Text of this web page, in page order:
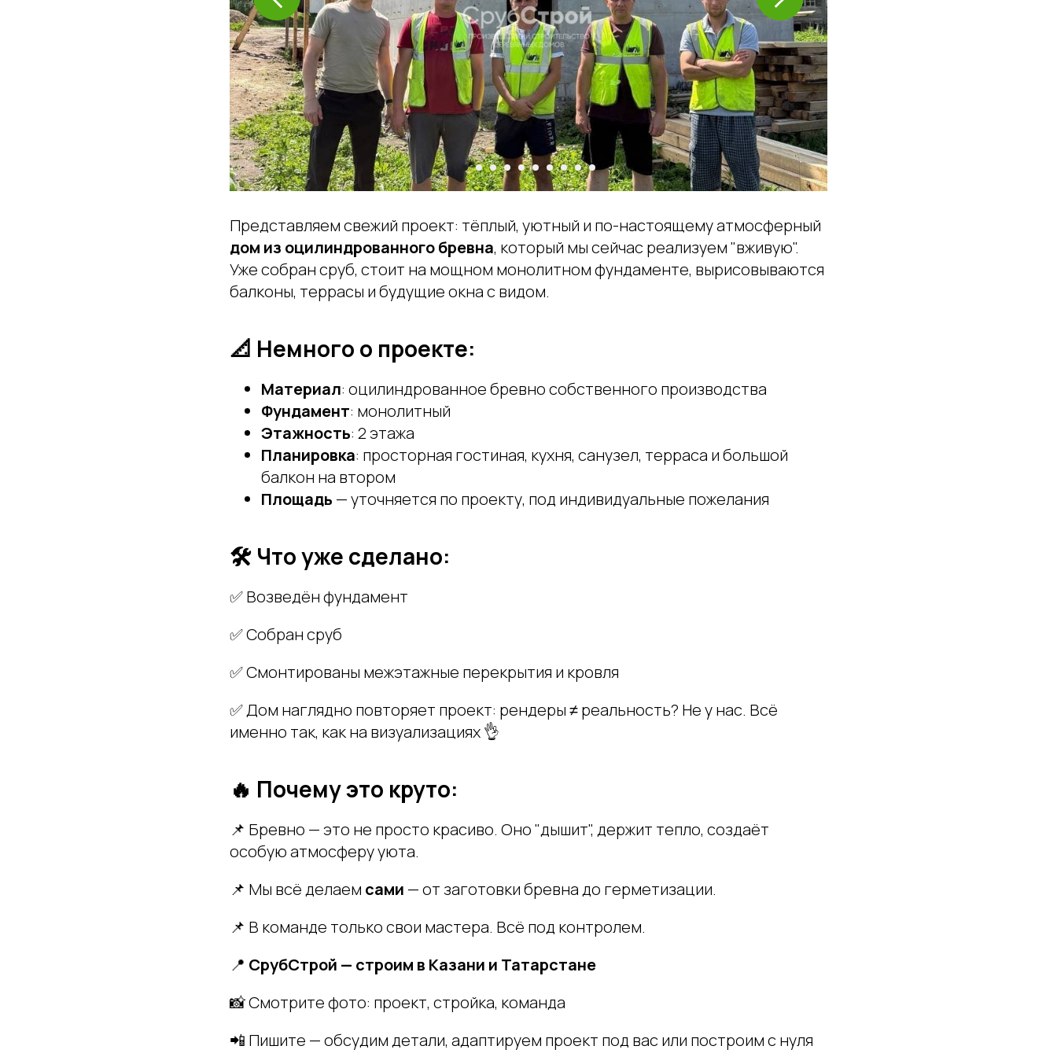
Представляем свежий проект: тёплый, уютный и по-настоящему атмосферный
дом из оцилиндрованного бревна, который мы сейчас реализуем "вживую".
Уже собран сруб, стоит на мощном монолитном фундаменте, вырисовываются
балконы, террасы и будущие окна с видом.
📐 Немного о проекте:
Материал: оцилиндрованное бревно собственного производства
Фундамент: монолитный
Этажность: 2 этажа
Планировка: просторная гостиная, кухня, санузел, терраса и большой
балкон на втором
Площадь — уточняется по проекту, под индивидуальные пожелания
🛠 Что уже сделано:
✅ Возведён фундамент
✅ Собран сруб
✅ Смонтированы межэтажные перекрытия и кровля
✅ Дом наглядно повторяет проект: рендеры ≠ реальность? Не у нас. Всё
именно так, как на визуализациях 👌
🔥 Почему это круто:
📌 Бревно — это не просто красиво. Оно "дышит", держит тепло, создаёт
особую атмосферу уюта.
📌 Мы всё делаем сами — от заготовки бревна до герметизации.
📌 В команде только свои мастера. Всё под контролем.
📍 СрубСтрой — строим в Казани и Татарстане
📸 Смотрите фото: проект, стройка, команда
📲 Пишите — обсудим детали, адаптируем проект под вас или построим с нуля